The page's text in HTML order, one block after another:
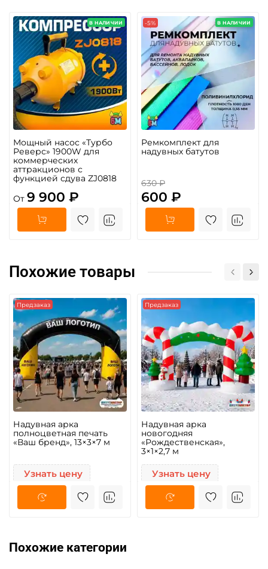
В НАЛИЧИИ
Мощный насос «Турбо
Реверс» 1900W для
коммерческих
аттракционов с
функцией сдува ZJ0818
От 9 900 ₽
-5% В НАЛИЧИИ
Ремкомплект для
надувных батутов
630 ₽
600 ₽
Похожие товары
Предзаказ
Надувная арка
полноцветная печать
«Ваш бренд», 13×3×7 м
Узнать цену
Предзаказ
Надувная арка
новогодняя
«Рождественская»,
3×1×2,7 м
Узнать цену
Похожие категории